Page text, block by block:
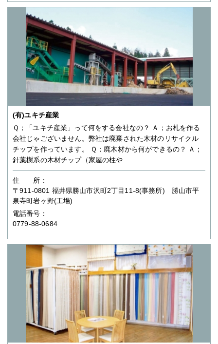
(有)ユキチ産業
Ｑ；「ユキチ産業」って何をする会社なの？ Ａ；お札を作る
会社じゃございません。弊社は廃棄された木材のリサイクル
チップを作っています。 Ｑ；廃木材から何ができるの？ Ａ；
針葉樹系の木材チップ（家屋の柱や...
住 所：
〒911-0801 福井県勝山市沢町2丁目11-8(事務所) 勝山市平
泉寺町岩ヶ野(工場)
電話番号：
0779-88-0684